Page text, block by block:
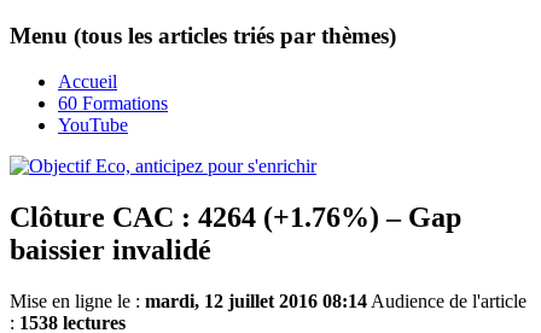
Menu (tous les articles triés par thèmes)
Accueil
60 Formations
YouTube
Clôture CAC : 4264 (+1.76%) – Gap
baissier invalidé
Mise en ligne le : mardi, 12 juillet 2016 08:14 Audience de l'article
: 1538 lectures